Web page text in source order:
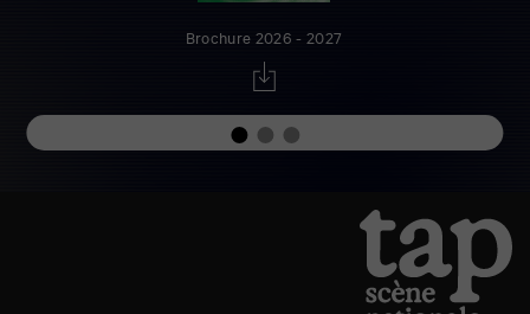
Brochure 2026 - 2027